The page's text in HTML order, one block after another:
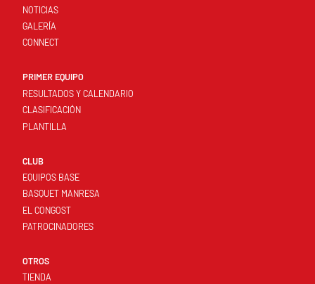
NOTICIAS
GALERÍA
CONNECT
PRIMER EQUIPO
RESULTADOS Y CALENDARIO
CLASIFICACIÓN
PLANTILLA
CLUB
EQUIPOS BASE
BASQUET MANRESA
EL CONGOST
PATROCINADORES
OTROS
TIENDA